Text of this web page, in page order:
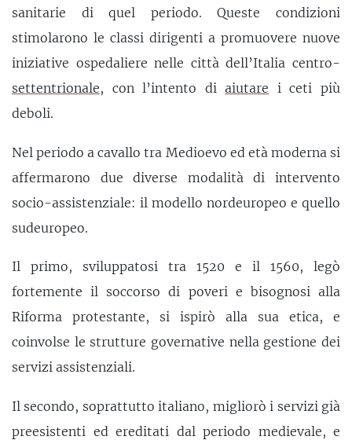
sanitarie di quel periodo. Queste condizioni
stimolarono le classi dirigenti a promuovere nuove
iniziative ospedaliere nelle città dell’Italia centro-
settentrionale, con l’intento diaiutare i ceti più
deboli.
Nel periodo a cavallo tra Medioevo ed età moderna si
affermarono due diverse modalità di intervento
socio-assistenziale: il modello nordeuropeo e quello
sudeuropeo.
Il primo, sviluppatosi tra 1520 e il 1560, legò
fortemente il soccorso di poveri e bisognosi alla
Riforma protestante, si ispirò alla sua etica, e
coinvolse le strutture governative nella gestione dei
servizi assistenziali.
Il secondo, soprattutto italiano, migliorò i servizi già
preesistenti ed ereditati dal periodo medievale, e